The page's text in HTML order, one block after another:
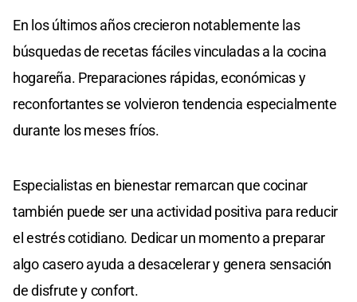
En los últimos años crecieron notablemente las
búsquedas de recetas fáciles vinculadas a la cocina
hogareña. Preparaciones rápidas, económicas y
reconfortantes se volvieron tendencia especialmente
durante los meses fríos.
Especialistas en bienestar remarcan que cocinar
también puede ser una actividad positiva para reducir
el estrés cotidiano. Dedicar un momento a preparar
algo casero ayuda a desacelerar y genera sensación
de disfrute y confort.